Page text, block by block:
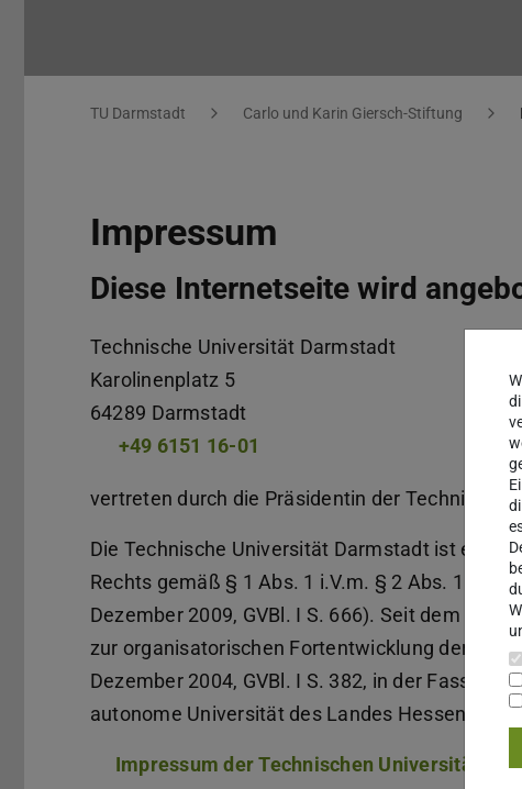
Sie befinden sich hier:
TU Darmstadt Carlo und Karin Giersch-Stiftung
Impressum
Diese Internetseite wird
Technische Universität Darmstadt
Karolinenplatz 5
64289 Darmstadt
+49 6151 16-01
vertreten durch die Präsidentin der
Die Technische Universität Darmstadt ist eine
Rechts gemäß § 1 Abs. 1 i.V.m. § 2 Abs. 1 Nr.
Dezember 2009, GVBl. I S. 666). Seit dem In-
zur organisatorischen Fortentwicklung der
Dezember 2004, GVBl. I S. 382, in der Fassung
autonome Universität des Landes Hessen.
Impressum der Technischen Universität